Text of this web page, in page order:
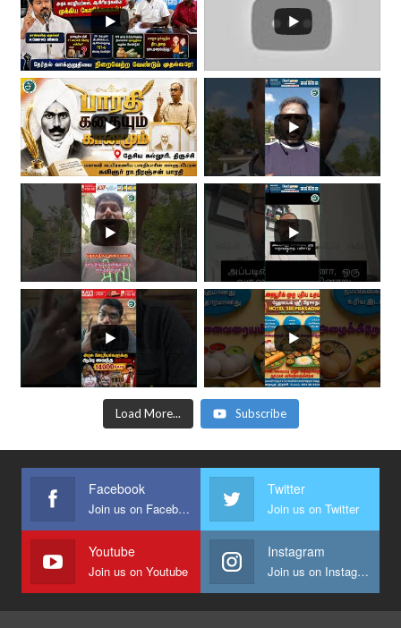
Load More... Subscribe
Facebook
Join us on Facebook
Twitter
Join us on Twitter
Youtube
Join us on Youtube
Instagram
Join us on Instagram